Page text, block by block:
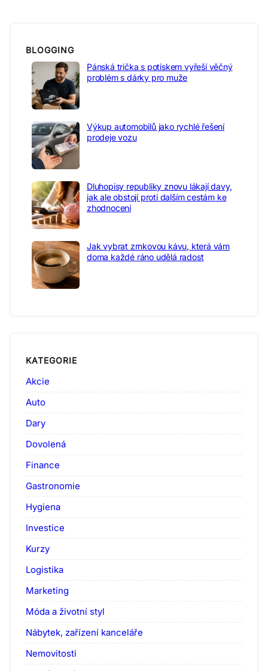
BLOGGING
Pánská trička s potiskem vyřeší věčný
problém s dárky pro muže
Výkup automobilů jako rychlé řešení
prodeje vozu
Dluhopisy republiky znovu lákají davy,
jak ale obstojí proti dalším cestám ke
zhodnocení
Jak vybrat zrnkovou kávu, která vám
doma každé ráno udělá radost
KATEGORIE
Akcie
Auto
Dary
Dovolená
Finance
Gastronomie
Hygiena
Investice
Kurzy
Logistika
Marketing
Móda a životní styl
Nábytek, zařízení kanceláře
Nemovitosti